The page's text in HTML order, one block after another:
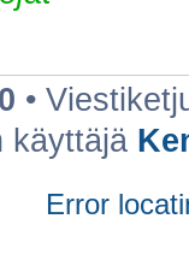
•
käyttäjä
Error